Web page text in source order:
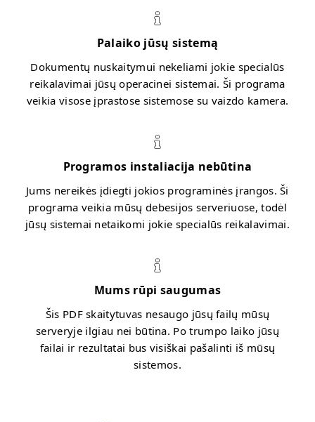
Palaiko jūsų sistemą
Dokumentų nuskaitymui nekeliami jokie specialūs
reikalavimai jūsų operacinei sistemai. Ši programa
veikia visose įprastose sistemose su vaizdo kamera.
Programos instaliacija nebūtina
Jums nereikės įdiegti jokios programinės įrangos. Ši
programa veikia mūsų debesijos serveriuose, todėl
jūsų sistemai netaikomi jokie specialūs reikalavimai.
Mums rūpi saugumas
Šis PDF skaitytuvas nesaugo jūsų failų mūsų
serveryje ilgiau nei būtina. Po trumpo laiko jūsų
failai ir rezultatai bus visiškai pašalinti iš mūsų
sistemos.